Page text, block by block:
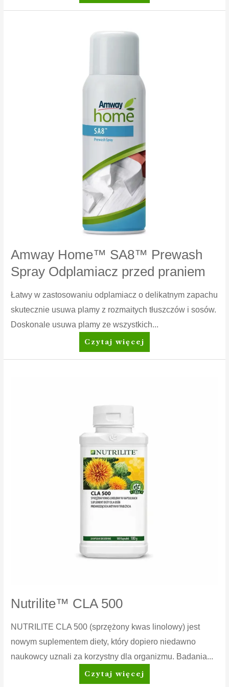
Skin
30
Amway Home™ SA8™ Prewash
Spray Odplamiacz przed praniem
Łatwy w zastosowaniu odplamiacz o delikatnym zapachu
skutecznie usuwa plamy z rozmaitych tłuszczów i sosów.
Doskonale usuwa plamy ze wszystkich...
Amway
Home™
przed
praniem
Czytaj więcej
Nutrilite™ CLA 500
NUTRILITE CLA 500 (sprzężony kwas linolowy) jest
nowym suplementem diety, który dopiero niedawno
naukowcy uznali za korzystny dla organizmu. Badania...
Nutrilite™
CLA
Czytaj więcej